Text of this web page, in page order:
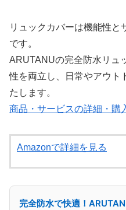
リュックカバーは機能性と
です。
ARUTANUの完全防水リュ
性を両立し、日常やアウト
たします。
商品・サービスの詳細・購
Amazonで詳細を見る
完全防水で快適！